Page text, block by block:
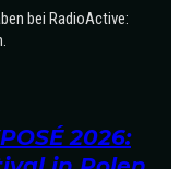
bei RadioActive:
2026: